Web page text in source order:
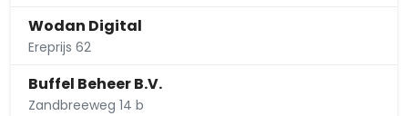
Wodan Digital
Ereprijs 62
Buffel Beheer B.V.
Zandbreeweg 14 b